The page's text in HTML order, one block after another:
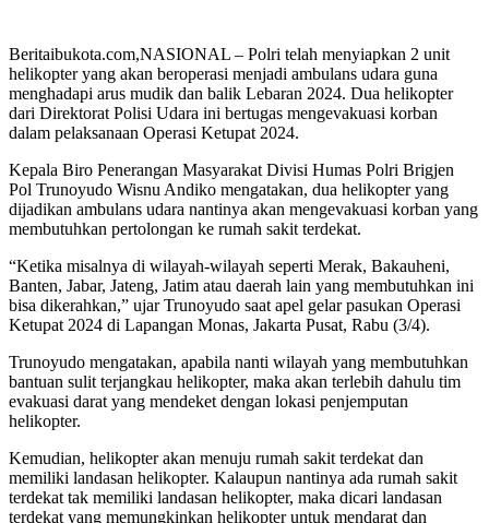
Beritaibukota.com,NASIONAL – Polri telah menyiapkan 2 unit
helikopter yang akan beroperasi menjadi ambulans udara guna
menghadapi arus mudik dan balik Lebaran 2024. Dua helikopter
dari Direktorat Polisi Udara ini bertugas mengevakuasi korban
dalam pelaksanaan Operasi Ketupat 2024.
Kepala Biro Penerangan Masyarakat Divisi Humas Polri Brigjen
Pol Trunoyudo Wisnu Andiko mengatakan, dua helikopter yang
dijadikan ambulans udara nantinya akan mengevakuasi korban yang
membutuhkan pertolongan ke rumah sakit terdekat.
“Ketika misalnya di wilayah-wilayah seperti Merak, Bakauheni,
Banten, Jabar, Jateng, Jatim atau daerah lain yang membutuhkan ini
bisa dikerahkan,” ujar Trunoyudo saat apel gelar pasukan Operasi
Ketupat 2024 di Lapangan Monas, Jakarta Pusat, Rabu (3/4).
Trunoyudo mengatakan, apabila nanti wilayah yang membutuhkan
bantuan sulit terjangkau helikopter, maka akan terlebih dahulu tim
evakuasi darat yang mendeket dengan lokasi penjemputan
helikopter.
Kemudian, helikopter akan menuju rumah sakit terdekat dan
memiliki landasan helikopter. Kalaupun nantinya ada rumah sakit
terdekat tak memiliki landasan helikopter, maka dicari landasan
terdekat yang memungkinkan helikopter untuk mendarat dan